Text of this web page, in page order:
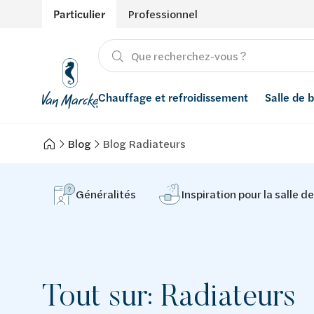
Particulier Professionnel
Chauffage et refroidissement
Chauffage
Refroidissement
Salle de
Produits
Salle de bain avec prix indicatif
Styles
Énergies renouvelables
Ventilation
Adoucisseurs d’eau
Filtres à eau
Blog Blog Radiateurs
Généralités Inspiration pour la salle
Tout sur: Radiateurs